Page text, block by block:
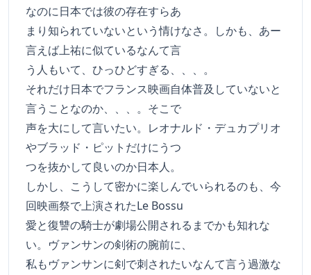
なのに日本では彼の存在すらあ
まり知られていないという情けなさ。しかも、あー
言えば上祐に似ているなんて言
う人もいて、ひっひどすぎる、、、。
それだけ日本でフランス映画自体普及していないと
言うことなのか、、、。そこで
声を大にして言いたい。レオナルド・デュカプリオ
やブラッド・ピットだけにうつ
つを抜かして良いのか日本人。
しかし、こうして密かに楽しんでいられるのも、今
回映画祭で上演されたLe Bossu
愛と復讐の騎士が劇場公開されるまでかも知れな
い。ヴァンサンの剣術の腕前に、
私もヴァンサンに剣で刺されたいなんて言う過激な